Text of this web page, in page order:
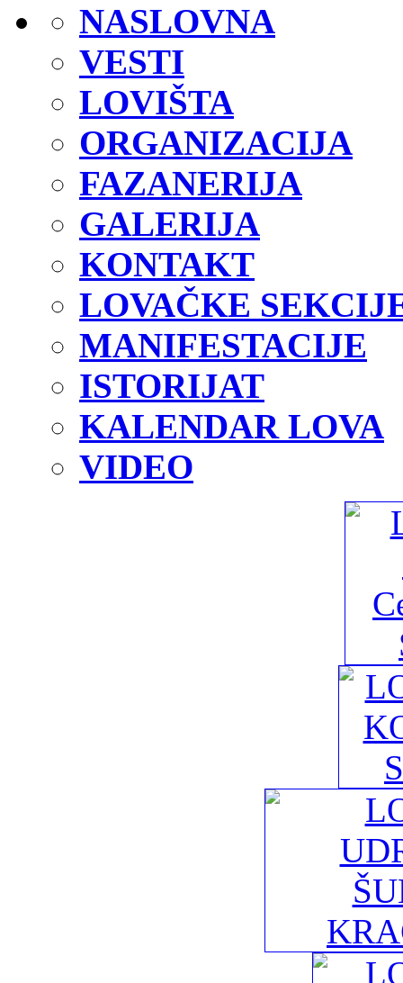
NASLOVNA
VESTI
LOVIŠTA
ORGANIZACIJA
FAZANERIJA
GALERIJA
KONTAKT
LOVAČKE
MANIFESTACIJE
ISTORIJAT
KALENDAR LOVA
VIDEO